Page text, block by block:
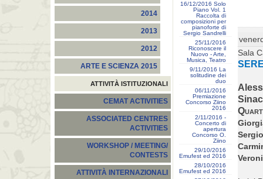
2014
2013
2012
ARTE E SCIENZA 2015
ATTIVITÀ ISTITUZIONALI
CEMAT ACTIVITIES
ASSOCIATED CENTRES
ACTIVITIES
WORKSHOP / MEETING/
CONTESTS
ATTIVITÀ INTERNAZIONALI
16/12/2016 Solo
Piano Vol. 1
Raccolta di
composizioni per
pianoforte di
Sergio Sandrelli
25/11/2016
Riconoscere il
Nuovo - Arte,
Musica, Teatro
9/11/2016 La
solitudine dei
duo
06/11/2016
Premiazione
Concorso Ziino
2016
2/11/2016 -
Concerto di
apertura
Concorso O.
Ziino
29/10/2016
Emufest ed 2016
28/10/2016
Emufest ed 2016
Sala